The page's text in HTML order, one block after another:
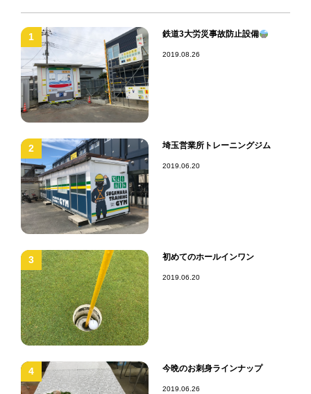
1 鉄道3大労災事故防止設備
2019.08.26
2 埼玉営業所トレーニングジム
2019.06.20
3 初めてのホールインワン
2019.06.20
4 今晩のお刺身ラインナップ
2019.06.26